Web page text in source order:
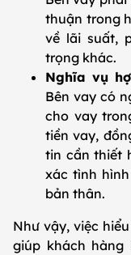
thuận trong
về lãi suất,
trọng khác.
Nghĩa vụ
Bên vay có
cho vay
tiền vay,
tin cần thiết
xác tình
bản thân.
Như vậy, việc
giúp khách hàng